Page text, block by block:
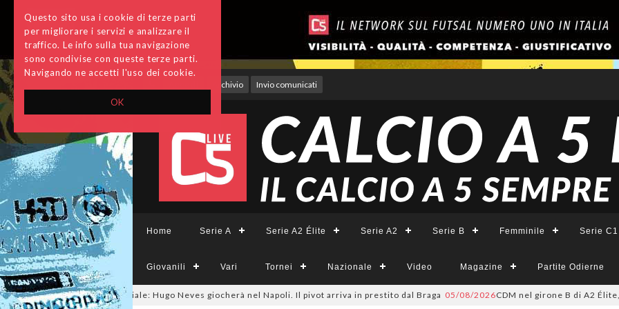
OK
Questo sito usa i cookie di terze parti
per migliorare i servizi e analizzare il
traffico. Le info sulla tua navigazione
sono condivise con queste terze parti.
Navigando ne accetti l'uso dei cookie.
Archivio Invio comunicati
Home Serie A Serie A2 Élite Serie A2 Serie B Femminile Serie C1
Giovanili Vari Tornei Nazionale Video Magazine Partite Odierne
#futsalmercato, ora è ufficiale: Hugo Neves giocherà nel Napoli. Il pivot arriva in prestito dal Braga 05/08/2026CDM nel girone B di A2 Élite,